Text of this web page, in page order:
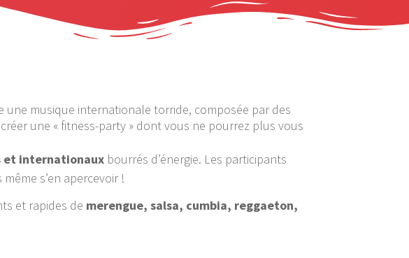
musique internationale torride, composée par des
une « fitness-party » dont vous ne pourrez plus vous
et internationaux bourrés d’énergie. Les participants
s’en apercevoir !
et rapides de merengue, salsa, cumbia, reggaeton,